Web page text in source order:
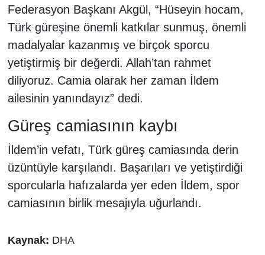
Federasyon Başkanı Akgül, “Hüseyin hocam,
Türk güreşine önemli katkılar sunmuş, önemli
madalyalar kazanmış ve birçok sporcu
yetiştirmiş bir değerdi. Allah’tan rahmet
diliyoruz. Camia olarak her zaman İldem
ailesinin yanındayız” dedi.
Güreş camiasının kaybı
İldem’in vefatı, Türk güreş camiasında derin
üzüntüyle karşılandı. Başarıları ve yetiştirdiği
sporcularla hafızalarda yer eden İldem, spor
camiasının birlik mesajıyla uğurlandı.
Kaynak: DHA